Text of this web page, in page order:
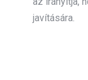
javítására.